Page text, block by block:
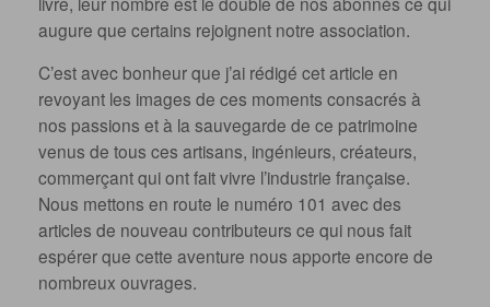
augure que certains rejoignent notre association.
C’est avec bonheur que j’ai rédigé cet article en
revoyant les images de ces moments consacrés à
nos passions et à la sauvegarde de ce patrimoine
venus de tous ces artisans, ingénieurs, créateurs,
commerçant qui ont fait vivre l’industrie française.
Nous mettons en route le numéro 101 avec des
articles de nouveau contributeurs ce qui nous fait
espérer que cette aventure nous apporte encore de
nombreux ouvrages.